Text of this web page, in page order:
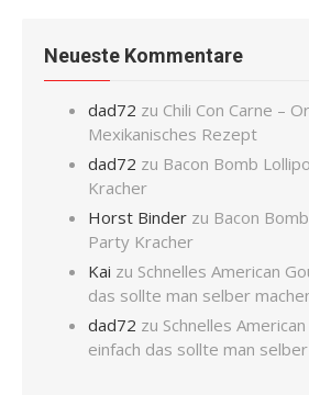
Neueste Kommentare
dad72 zu Chili Con Carne –
Mexikanisches Rezept
dad72 zu Bacon Bomb
Kracher
Horst Binder zu Bacon
Party Kracher
Kai zu Schnelles American
das sollte man selber
dad72 zu Schnelles
einfach das sollte man